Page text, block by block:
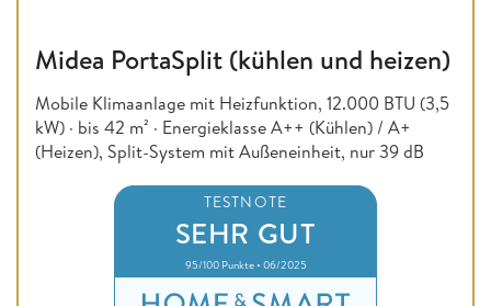
Midea PortaSplit (kühlen und heizen)
Mobile Klimaanlage mit Heizfunktion, 12.000 BTU (3,5
kW) · bis 42 m² · Energieklasse A++ (Kühlen) / A+
(Heizen), Split-System mit Außeneinheit, nur 39 dB
TESTNOTE
SEHR GUT
95/100 Punkte • 06/2025